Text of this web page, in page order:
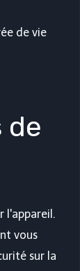
de vie
de
l'appareil.
vous
sur la